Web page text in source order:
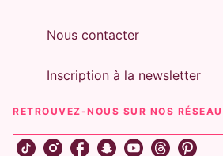
Nous contacter
Inscription à la newsletter
RETROUVEZ-NOUS SUR NOS